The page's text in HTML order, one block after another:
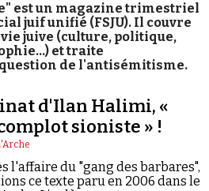
de presse
est un magazine trimestriel
juif unifié (FSJU). Il couvre
juive (culture, politique,
et traite
de l'antisémitisme.
d'Ilan Halimi, «
sioniste » !
l'affaire du "gang des barbares",
ce texte paru en 2006 dans le